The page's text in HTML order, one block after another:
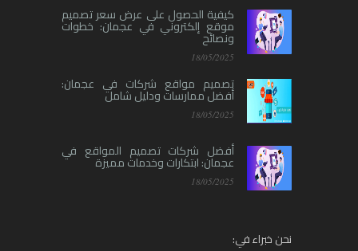
كيفية الحصول على عرض سعر تصميم
موقع إلكتروني في عجمان: خطوات
ونصائح
18/05/2025
تصميم مواقع شركات في عجمان:
أفضل ممارسات ودليل شامل
18/05/2025
أفضل شركات تصميم المواقع في
عجمان: ابتكارات وخدمات مميزة
18/05/2025
نحن خبراء في: